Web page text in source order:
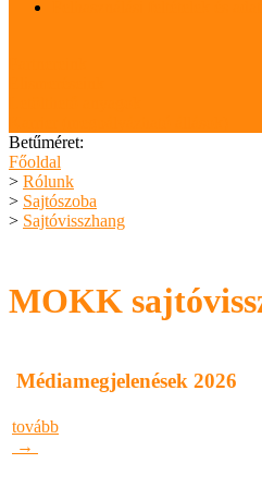
Betűméret:
Főoldal
> Rólunk
> Sajtószoba
> Sajtóvisszhang
MOKK
Médiamegjelenések 2026
tovább
→